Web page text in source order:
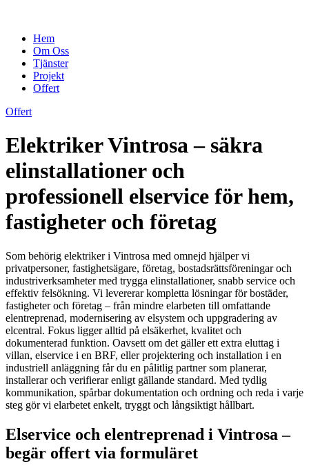
Hem
Om Oss
Tjänster
Projekt
Offert
Offert
Elektriker Vintrosa – säkra
elinstallationer och
professionell elservice för hem,
fastigheter och företag
Som behörig elektriker i Vintrosa med omnejd hjälper vi
privatpersoner, fastighetsägare, företag, bostadsrättsföreningar och
industriverksamheter med trygga elinstallationer, snabb service och
effektiv felsökning. Vi levererar kompletta lösningar för bostäder,
fastigheter och företag – från mindre elarbeten till omfattande
elentreprenad, modernisering av elsystem och uppgradering av
elcentral. Fokus ligger alltid på elsäkerhet, kvalitet och
dokumenterad funktion. Oavsett om det gäller ett extra eluttag i
villan, elservice i en BRF, eller projektering och installation i en
industriell anläggning får du en pålitlig partner som planerar,
installerar och verifierar enligt gällande standard. Med tydlig
kommunikation, spårbar dokumentation och ordning och reda i varje
steg gör vi elarbetet enkelt, tryggt och långsiktigt hållbart.
Elservice och elentreprenad i Vintrosa –
begär offert via formuläret